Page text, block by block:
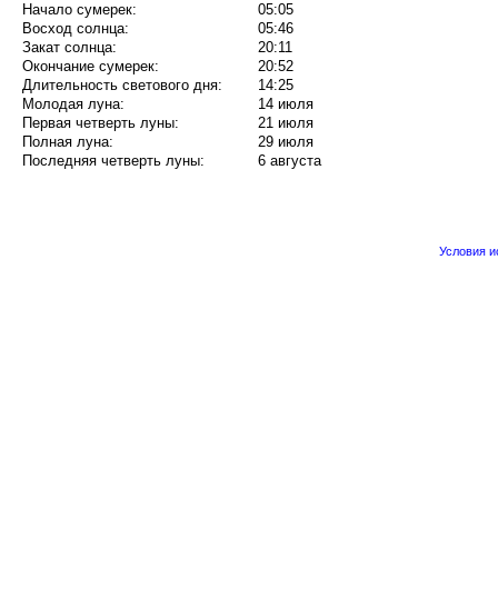
Начало сумерек:
05:05
Восход солнца:
05:46
Закат солнца:
20:11
Окончание сумерек:
20:52
Длительность светового дня:
14:25
Молодая луна:
14 июля
Первая четверть луны:
21 июля
Полная луна:
29 июля
Последняя четверть луны:
6 августа
Условия